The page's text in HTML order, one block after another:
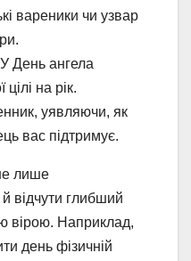
вареники чи узвар
День ангела
на рік.
уявляючи, як
вас підтримує.
лише
відчути глибший
вірою. Наприклад,
день фізичній